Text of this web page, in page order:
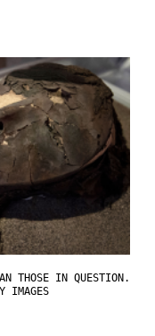
THOSE IN QUESTION.
IMAGES